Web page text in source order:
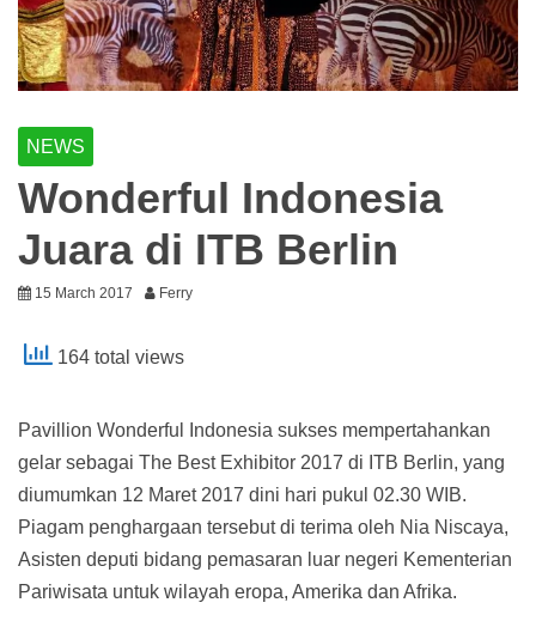
NEWS
Wonderful Indonesia
Juara di ITB Berlin
15 March 2017 Ferry
164 total views
Pavillion Wonderful Indonesia sukses mempertahankan
gelar sebagai The Best Exhibitor 2017 di ITB Berlin, yang
diumumkan 12 Maret 2017 dini hari pukul 02.30 WIB.
Piagam penghargaan tersebut di terima oleh Nia Niscaya,
Asisten deputi bidang pemasaran luar negeri Kementerian
Pariwisata untuk wilayah eropa, Amerika dan Afrika.